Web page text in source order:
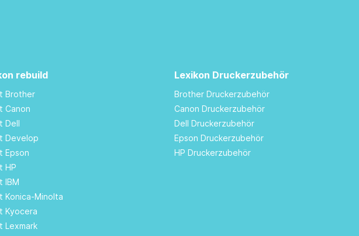
rebuild
Brother
Canon
Dell
Develop
Epson
HP
IBM
Konica-Minolta
Kyocera
Lexmark
Lexikon Druckerzubehör
Brother Druckerzubehör
Canon Druckerzubehör
Dell Druckerzubehör
Epson Druckerzubehör
HP Druckerzubehör